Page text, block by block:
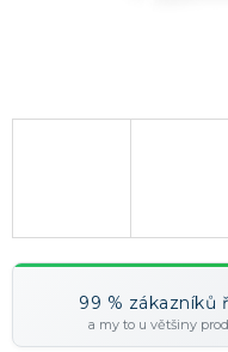
99 % zákazníků
a my to u většiny